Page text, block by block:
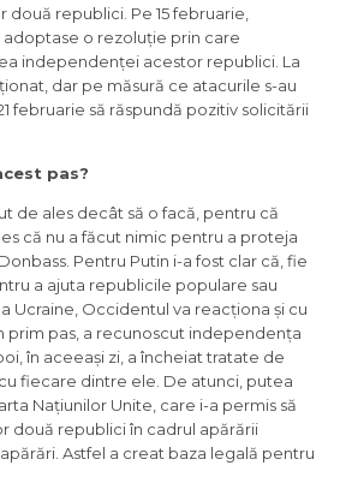
republici. Pe 15 februarie,
adoptase o rezoluție prin care
independenței acestor republici. La
dar pe măsură ce atacurile s-au
februarie să răspundă pozitiv solicitării
pas?
de ales decât să o facă, pentru că
că nu a făcut nimic pentru a proteja
Pentru Putin i-a fost clar că, fie
a ajuta republicile populare sau
Ucraine, Occidentul va reacționa și cu
prim pas, a recunoscut independența
în aceeași zi, a încheiat tratate de
fiecare dintre ele. De atunci, putea
Națiunilor Unite, care i-a permis să
două republici în cadrul apărării
Astfel a creat baza legală pentru